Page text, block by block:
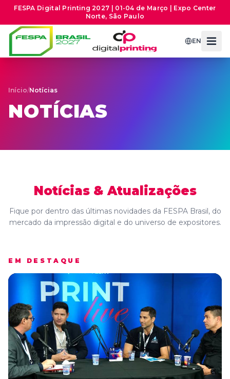
FESPA Digital Printing 2027 | 01-04 de Março | Expo Center
Norte, São Paulo
EN
Início/Notícias
NOTÍCIAS
Notícias & Atualizações
Fique por dentro das últimas novidades da FESPA Brasil, do
mercado da impressão digital e do universo de expositores.
EM DESTAQUE